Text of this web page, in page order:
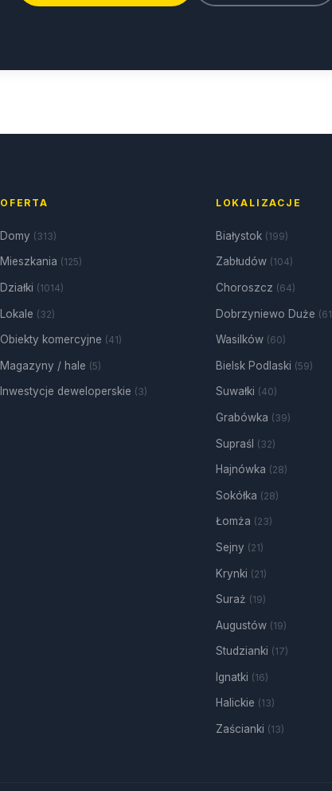
OFERTA
Domy (313)
Mieszkania (125)
Działki (1014)
Lokale (32)
Obiekty komercyjne (41)
Magazyny / hale (5)
Inwestycje deweloperskie (3)
LOKALIZACJE
Białystok (199)
Zabłudów (104)
Choroszcz (64)
Dobrzyniewo Duże
Wasilków (60)
Bielsk Podlaski (59)
Suwałki (40)
Grabówka (39)
Supraśl (32)
Hajnówka (28)
Sokółka (28)
Łomża (23)
Sejny (21)
Krynki (21)
Suraż (19)
Augustów (19)
Studzianki (17)
Ignatki (16)
Halickie (13)
Zaścianki (13)